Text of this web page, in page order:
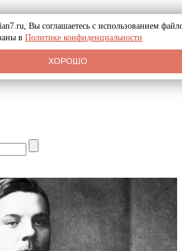
Вы соглашаетесь с использованием
в Политике конфиденциальности
ХОРОШО